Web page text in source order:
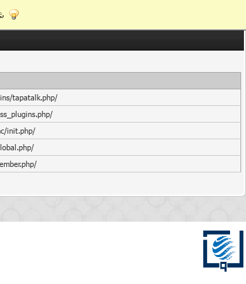
/inc/plugins/tapatalk.php
/inc/class_plugins.php
/inc/init.php
/global.php
/member.php